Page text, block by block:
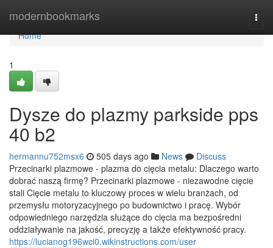
modernbookmarks
Home
Home
1
Dysze do plazmy parkside pps
40 b2
hermannu752msx6 505 days ago News
Discuss
Przecinarki plazmowe - plazma do cięcia metalu: Dlaczego warto
dobrać naszą firmę? Przecinarki plazmowe - niezawodne cięcie
stali Cięcie metalu to kluczowy proces w wielu branżach, od
przemysłu motoryzacyjnego po budownictwo i pracę. Wybór
odpowiedniego narzędzia służące do cięcia ma bezpośredni
oddziaływanie na jakość, precyzję a także efektywność pracy.
https://lucianog196wci0.wikinstructions.com/user